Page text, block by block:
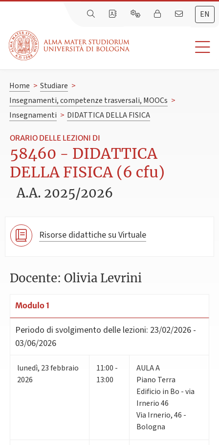
EN
Home > Studiare >
Insegnamenti, competenze trasversali, MOOCs >
Insegnamenti > DIDATTICA DELLA FISICA
ORARIO DELLE LEZIONI DI
58460 - DIDATTICA
DELLA FISICA (6 cfu)
A.A. 2025/2026
Risorse didattiche su Virtuale
Docente: Olivia Levrini
Modulo 1
Periodo di svolgimento delle lezioni: 23/02/2026 -
03/06/2026
lunedì, 23febbraio
2026
11:00 -
13:00
AULA A
Piano Terra
Edificio in Bo - via
Irnerio 46
Via Irnerio, 46 -
Bologna